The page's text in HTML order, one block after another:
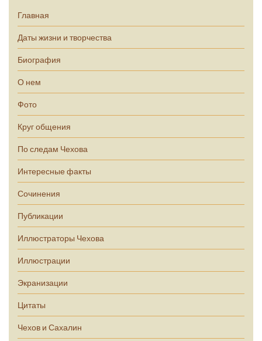
Главная
Даты жизни и творчества
Биография
О нем
Фото
Круг общения
По следам Чехова
Интересные факты
Сочинения
Публикации
Иллюстраторы Чехова
Иллюстрации
Экранизации
Цитаты
Чехов и Сахалин